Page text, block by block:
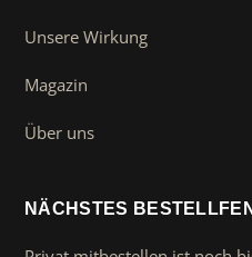
Unsere Wirkung
Magazin
Über uns
NÄCHSTES